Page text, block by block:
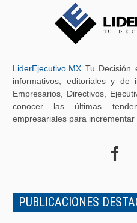
LiderEjecutivo.MX Tu Decisión
informativos, editoriales y de
Empresarios, Directivos,
conocer las últimas
empresariales para incrementar
PUBLICACIONES